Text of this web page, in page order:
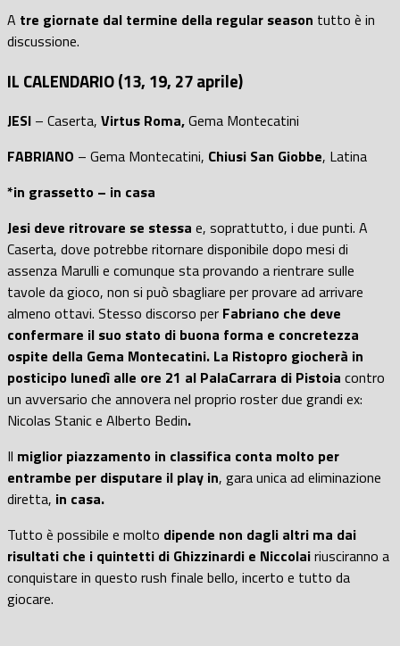
A tre giornate dal termine della regular season tutto è in
discussione.
IL CALENDARIO (13, 19, 27 aprile)
JESI – Caserta, Virtus Roma,Gema Montecatini
FABRIANO – Gema Montecatini, Chiusi San Giobbe, Latina
*in grassetto – in casa
Jesi deve ritrovare se stessa e, soprattutto, i due punti. A
Caserta, dove potrebbe ritornare disponibile dopo mesi di
assenza Marulli e comunque sta provando a rientrare sulle
tavole da gioco, non si può sbagliare per provare ad arrivare
almeno ottavi. Stesso discorso per Fabriano che deve
confermare il suo stato di buona forma e concretezza
ospite della Gema Montecatini. La Ristopro giocherà in
posticipo lunedì alle ore 21 al PalaCarrara di Pistoia contro
un avversario che annovera nel proprio roster due grandi ex:
Nicolas Stanic e Alberto Bedin.
Il miglior piazzamento in classifica conta molto per
entrambe per disputare il play in, gara unica ad eliminazione
diretta, in casa.
Tutto è possibile e molto dipende non dagli altri ma dai
risultati che i quintetti di Ghizzinardi e Niccolairiusciranno a
conquistare in questo rush finale bello, incerto e tutto da
giocare.